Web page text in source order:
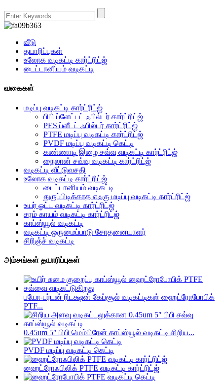
வீடு
தயாரிப்புகள்
உலோக வடிகட்டி கார்ட்ரிட்ஜ்
டைட்டானியம் வடிகட்டி
வகைகள்
மடிப்பு வடிகட்டி கார்ட்ரிட்ஜ்
பிபி ப்ளேட்டட் ஃபில்டர் கார்ட்ரிட்ஜ்
PES ப்ளீடட் ஃபில்டர் கார்ட்ரிட்ஜ்
PTFE மடிப்பு வடிகட்டி கார்ட்ரிட்ஜ்
PVDF மடிப்பு வடிகட்டி கெட்டி
கண்ணாடி இழை சவ்வு வடிகட்டி கார்ட்ரிட்ஜ்
நைலான் சவ்வு வடிகட்டி கார்ட்ரிட்ஜ்
வடிகட்டி வீட்டுவசதி
உலோக வடிகட்டி கார்ட்ரிட்ஜ்
டைட்டானியம் வடிகட்டி
துருப்பிடிக்காத எஃகு மடிப்பு வடிகட்டி கார்ட்ரிட்ஜ்
உயர் ஓட்ட வடிகட்டி கார்ட்ரிட்ஜ்
சரம் காயம் வடிகட்டி கார்ட்ரிட்ஜ்
காப்ஸ்யூல் வடிகட்டி
வடிகட்டி ஒருமைப்பாடு சோதனையாளர்
சிரிஞ்ச் வடிகட்டி
அம்சங்கள் தயாரிப்புகள்
பயோ-பர்டன் ரிடக்ஷன் கேப்சூல் வடிகட்டிகள் ஹைட்ரோபோபிக்
PTF...
0.45um 5″ பிபி மெம்பிரேன் காப்ஸ்யூல் வடிகட்டி சிறிய...
PVDF மடிப்பு வடிகட்டி கெட்டி
ஹைட்ரோஃபிலிக் PTFE வடிகட்டி கார்ட்ரிட்ஜ்